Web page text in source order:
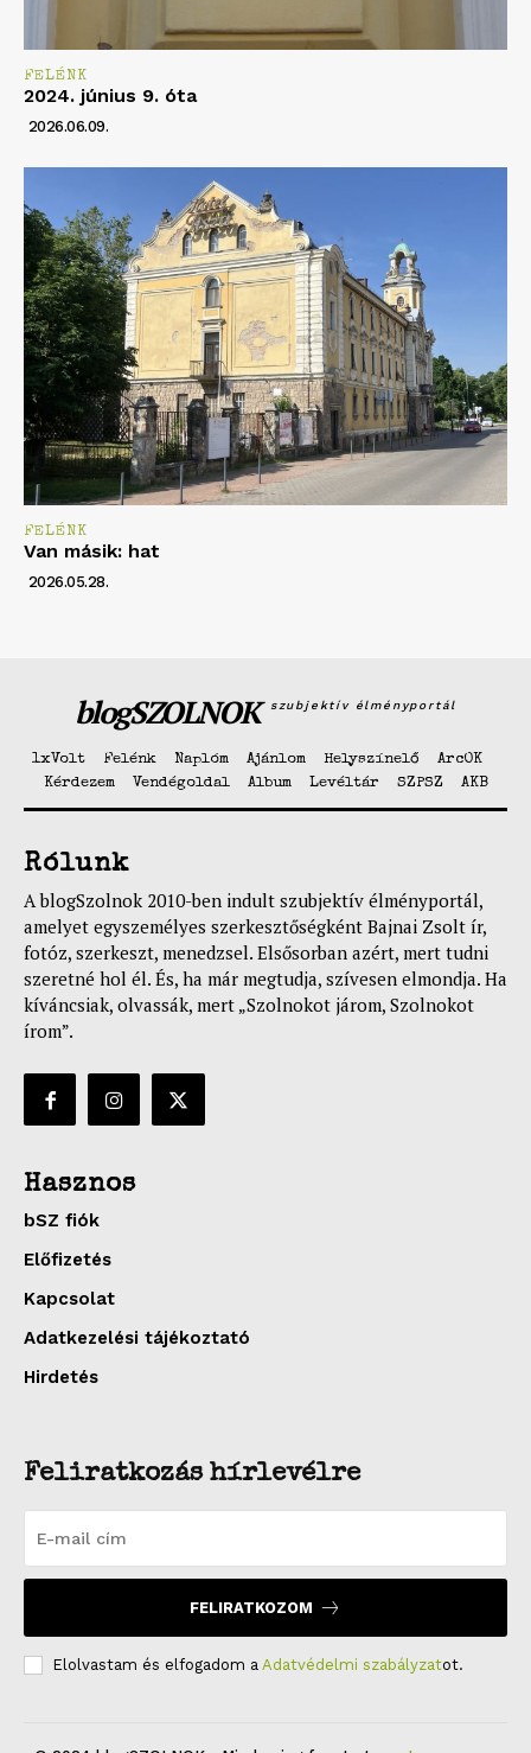
FELÉNK
2024. június 9. óta
2026.06.09.
FELÉNK
Van másik: hat
2026.05.28.
blogSZOLNOK szubjektív élményportál
1xVolt Felénk Naplóm Ajánlom Helyszínelő
ArcOK
Kérdezem
Vendégoldal Album Levéltár SZPSZ AKB
Rólunk
A blogSzolnok 2010-ben indult szubjektív élményportál,
amelyet egyszemélyes szerkesztőségként Bajnai Zsolt ír,
fotóz, szerkeszt, menedzsel. Elsősorban azért, mert tudni
szeretné hol él. És, ha már megtudja, szívesen elmondja. Ha
kíváncsiak, olvassák, mert „Szolnokot járom, Szolnokot
írom”.
Hasznos
bSZ fiók
Előfizetés
Kapcsolat
Adatkezelési tájékoztató
Hirdetés
Feliratkozás hírlevélre
FELIRATKOZOM
Elolvastam és elfogadom a Adatvédelmi szabályzatot.